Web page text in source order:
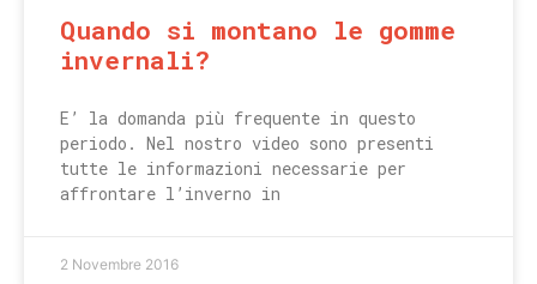
Quando si montano le gomme
invernali?
E’ la domanda più frequente in questo
periodo. Nel nostro video sono presenti
tutte le informazioni necessarie per
affrontare l’inverno in
2 Novembre 2016